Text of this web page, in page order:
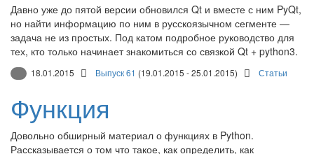
Давно уже до пятой версии обновился Qt и вместе с ним PyQt,
но найти информацию по ним в русскоязычном сегменте —
задача не из простых. Под катом подробное руководство для
тех, кто только начинает знакомиться со связкой Qt + python3.
18.01.2015 Выпуск 61 (19.01.2015 - 25.01.2015) Статьи
Функция
Довольно обширный материал о функциях в Python.
Рассказывается о том что такое, как определить, как